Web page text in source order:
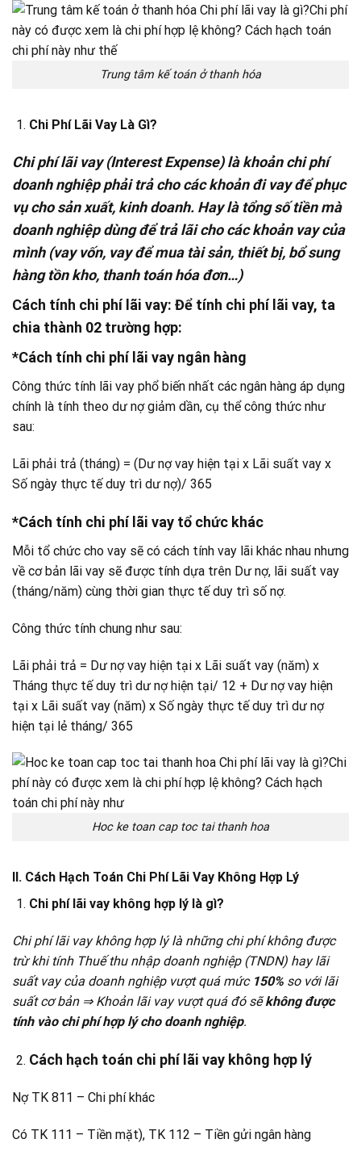
Trung tâm kế toán ở thanh hóa
Chi Phí Lãi Vay Là Gì?
Chi phí lãi vay(Interest Expense) là khoản chi phí
doanh nghiệp phải trả cho các khoản đi vay để phục
vụ cho sản xuất, kinh doanh. Hay là tổng số tiền mà
doanh nghiệp dùng để trả lãi cho các khoản vay của
mình (vay vốn, vay để mua tài sản, thiết bị, bổ sung
hàng tồn kho, thanh toán hóa đơn…)
Cách tính chi phí lãi vay: Để tính chi phí lãi vay, ta
chia thành 02 trường hợp:
*Cách tính chi phí lãi vay ngân hàng
Công thức tính lãi vay phổ biến nhất các ngân hàng áp dụng
chính là tính theo dư nợ giảm dần, cụ thể công thức như
sau:
Lãi phải trả (tháng) = (Dư nợ vay hiện tại x Lãi suất vay x
Số ngày thực tế duy trì dư nợ)/ 365
*Cách tính chi phí lãi vay tổ chức khác
Mỗi tổ chức cho vay sẽ có cách tính vay lãi khác nhau nhưng
về cơ bản lãi vay sẽ được tính dựa trên Dư nợ, lãi suất vay
(tháng/năm) cùng thời gian thực tế duy trì số nợ.
Công thức tính chung như sau:
Lãi phải trả = Dư nợ vay hiện tại x Lãi suất vay (năm) x
Tháng thực tế duy trì dư nợ hiện tại/ 12 + Dư nợ vay hiện
tại x Lãi suất vay (năm) x Số ngày thực tế duy trì dư nợ
hiện tại lẻ tháng/ 365
Hoc ke toan cap toc tai thanh hoa
II. Cách Hạch Toán Chi Phí Lãi Vay Không Hợp Lý
Chi phí lãi vay không hợp lý là gì?
Chi phí lãi vay không hợp lý là những chi phí không được
trừ khi tính Thuế thu nhập doanh nghiệp (TNDN) hay lãi
suất vay của doanh nghiệp vượt quá mức 150% so với lãi
suất cơ bản ⇒Khoản lãi vay vượt quá đó sẽkhông được
tính vào chi phí hợp lý cho doanh nghiệp.
Cách hạch toán chi phí lãi vay không hợp lý
Nợ TK 811 – Chi phí khác
Có TK 111 – Tiền mặt), TK 112 – Tiền gửi ngân hàng